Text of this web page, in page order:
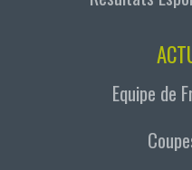
Equipe de